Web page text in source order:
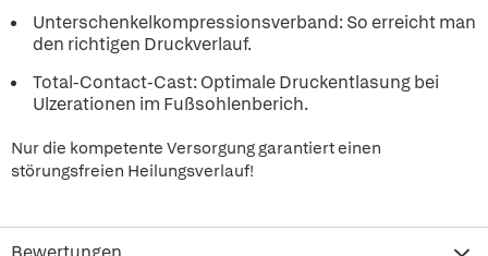
Unterschenkelkompressionsverband: So erreicht man
den richtigen Druckverlauf.
Total-Contact-Cast: Optimale Druckentlasung bei
Ulzerationen im Fußsohlenberich.
Nur die kompetente Versorgung garantiert einen
störungsfreien Heilungsverlauf!